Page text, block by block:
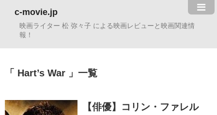
c-movie.jp
映画ライター 松 弥々子 による映画レビューと映画関連情
報！
Hart’s War 一覧
【俳優】コリン・ファレル